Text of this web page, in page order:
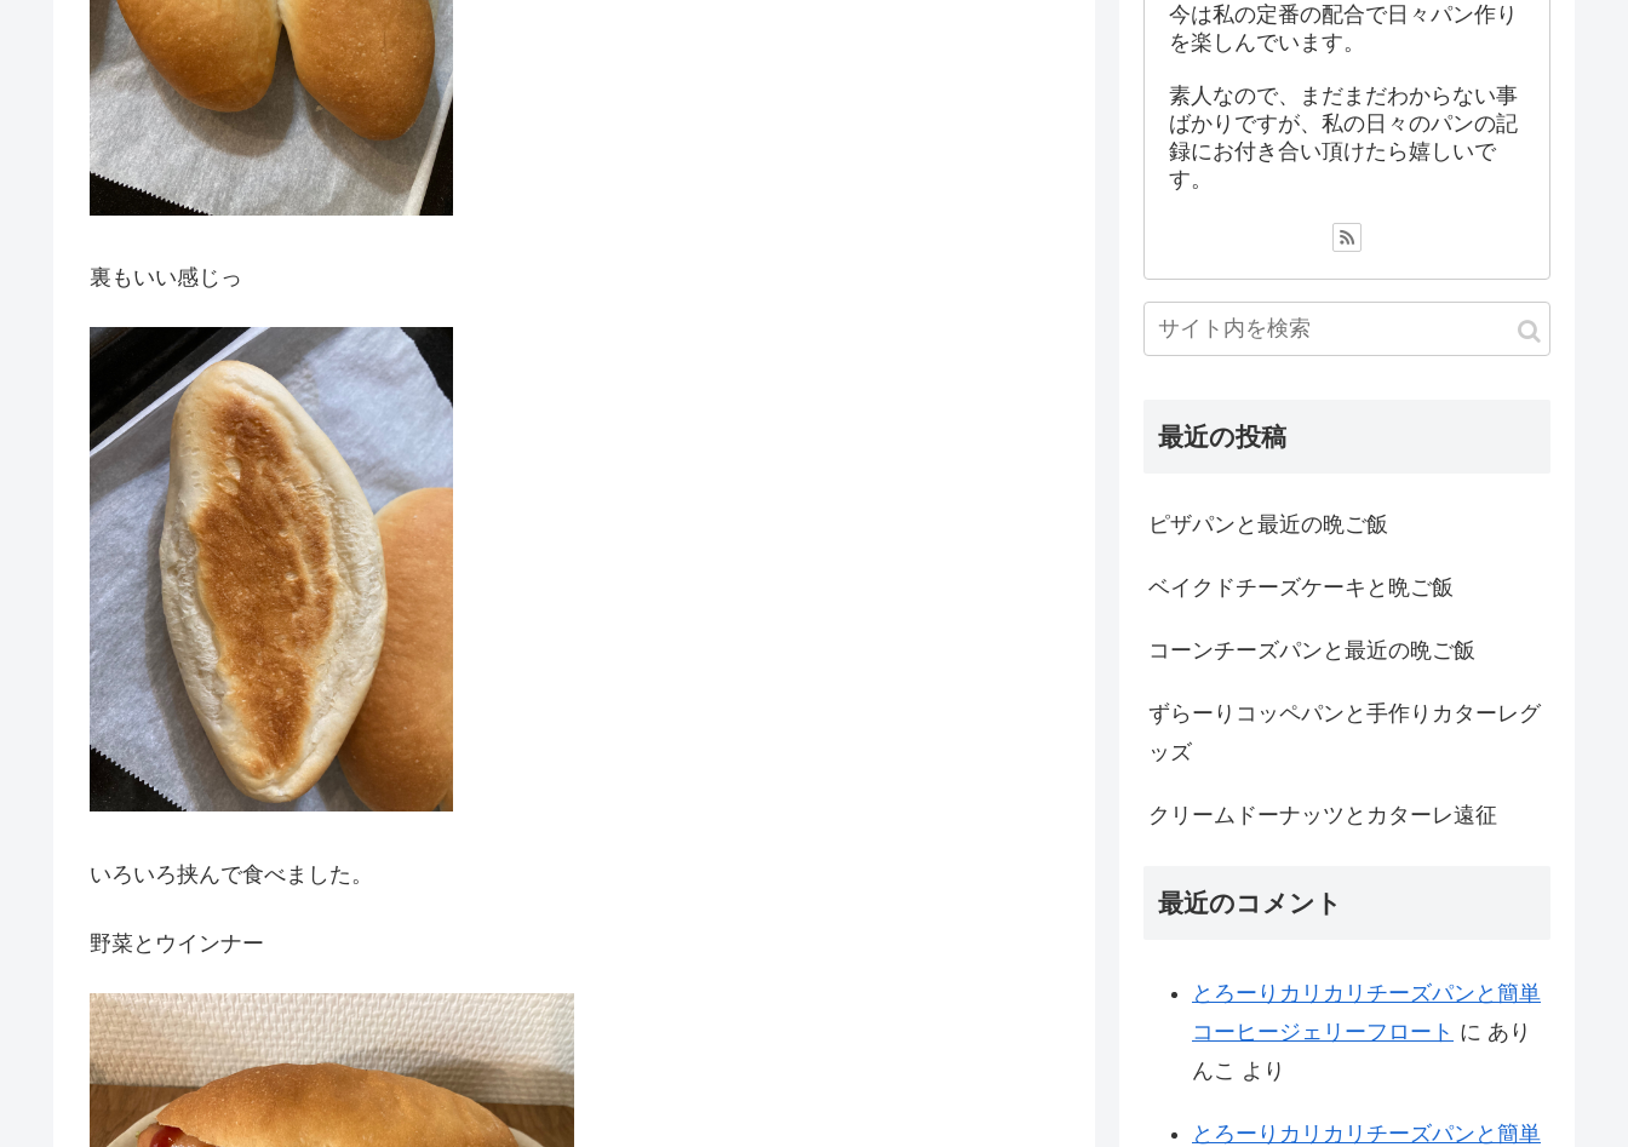
裏もいい感じっ
いろいろ挟んで食べました。
野菜とウインナー
今は私の定番の配合で日々パン作り
を楽しんでいます。
素人なので、まだまだわからない事
ばかりですが、私の日々のパンの記
録にお付き合い頂けたら嬉しいで
す。
最近の投稿
ピザパンと最近の晩ご飯
ベイクドチーズケーキと晩ご飯
コーンチーズパンと最近の晩ご飯
ずらーりコッペパンと手作りカターレグ
ッズ
クリームドーナッツとカターレ遠征
最近のコメント
とろーりカリカリチーズパンと簡単
コーヒージェリーフロート に あり
んこ より
とろーりカリカリチーズパンと簡単